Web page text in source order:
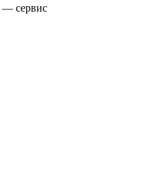
— сервис